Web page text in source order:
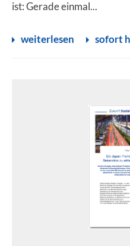
ist: Gerade einmal...
weiterlesen sofort